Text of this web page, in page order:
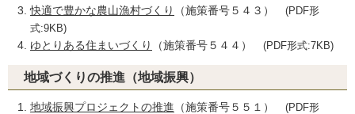
快適で豊かな農山漁村づくり （施策番号５４３） (PDF形
式:9KB)
ゆとりある住まいづくり （施策番号５４４） (PDF形式:7KB)
地域づくりの推進（地域振興）
地域振興プロジェクトの推進 （施策番号５５１） (PDF形